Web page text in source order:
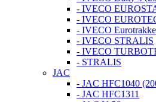
- IVECO
- IVECO
- IVECO
- IVECO STRALIS
- IVECO
- STRALIS
JAC
- JAC HFC1040
- JAC HFC1311